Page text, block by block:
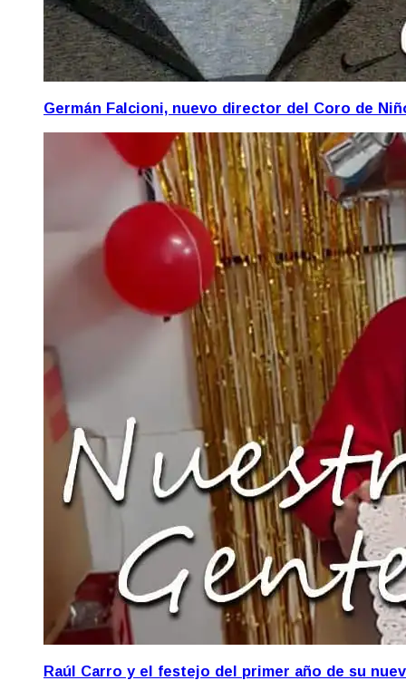
Germán Falcioni, nuevo director del Coro de
Raúl Carro y el festejo del primer año de su